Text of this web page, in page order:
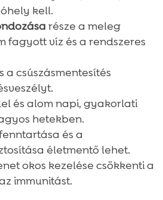
kell.
része a meleg
fagyott víz és a rendszeres
a csúszásmentesítés
és alom napi, gyakorlati
hetekben.
és a
életmentő lehet.
okos kezelése csökkenti a
immunitást.